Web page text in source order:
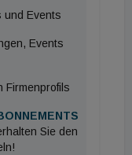
COO Robert
als auch
auf
flexibel und
und Events
Events
Firmenprofils
Sie den